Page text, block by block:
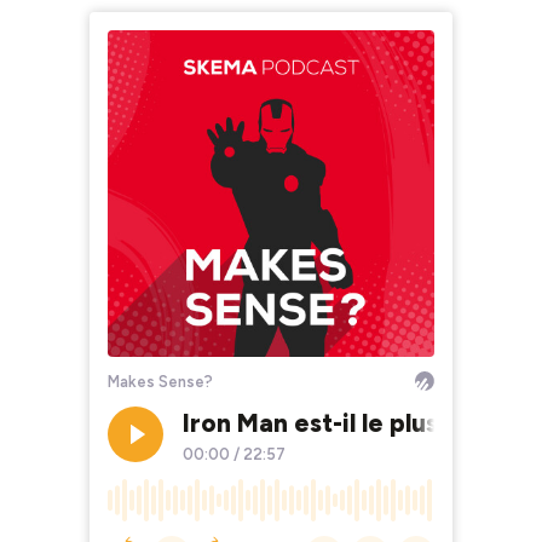
Makes Sense?
Iron Man est-il le plus
00:00 / 22:57